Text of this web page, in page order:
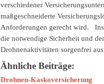
verschiedener
maßgeschneiderte
Anforderungen gerecht wird.
die notwendige Sicherheit und
Drohnenaktivitäten sorgenfrei
Ähnliche Beiträge:
Drohnen-Kaskoversicherung